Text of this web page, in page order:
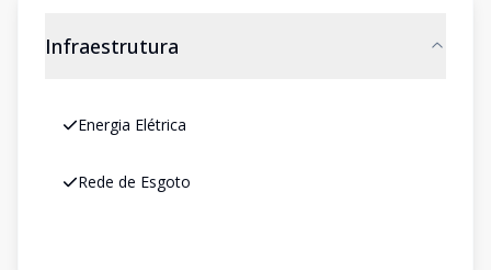
Infraestrutura
Energia Elétrica
Rede de Esgoto